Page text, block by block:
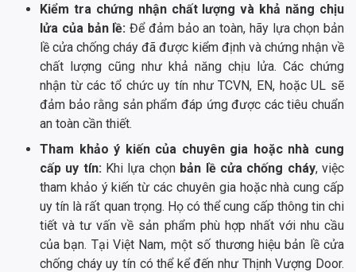
Kiểm tra chứng nhận chất lượng và khả năng chịu
lửa của bản lề: Để đảm bảo an toàn, hãy lựa chọn bản
lề cửa chống cháy đã được kiểm định và chứng nhận về
chất lượng cũng như khả năng chịu lửa. Các chứng
nhận từ các tổ chức uy tín như TCVN, EN, hoặc UL sẽ
đảm bảo rằng sản phẩm đáp ứng được các tiêu chuẩn
an toàn cần thiết.
Tham khảo ý kiến của chuyên gia hoặc nhà cung
cấp uy tín: Khi lựa chọnbản lề cửa chống cháy, việc
tham khảo ý kiến từ các chuyên gia hoặc nhà cung cấp
uy tín là rất quan trọng. Họ có thể cung cấp thông tin chi
tiết và tư vấn về sản phẩm phù hợp nhất với nhu cầu
của bạn. Tại Việt Nam, một số thương hiệu bản lề cửa
chống cháy uy tín có thể kể đến như Thịnh Vượng Door.